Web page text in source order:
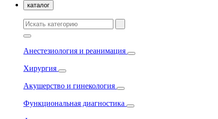
каталог
Анестезиология и реанимация
Хирургия
Акушерство и гинекология
Функциональная диагностика